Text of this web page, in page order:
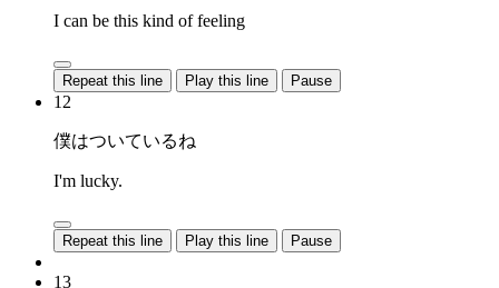
I can be this kind of feeling
Repeat this line Play this line Pause
12
僕はついているね
I'm lucky.
Repeat this line Play this line Pause
13